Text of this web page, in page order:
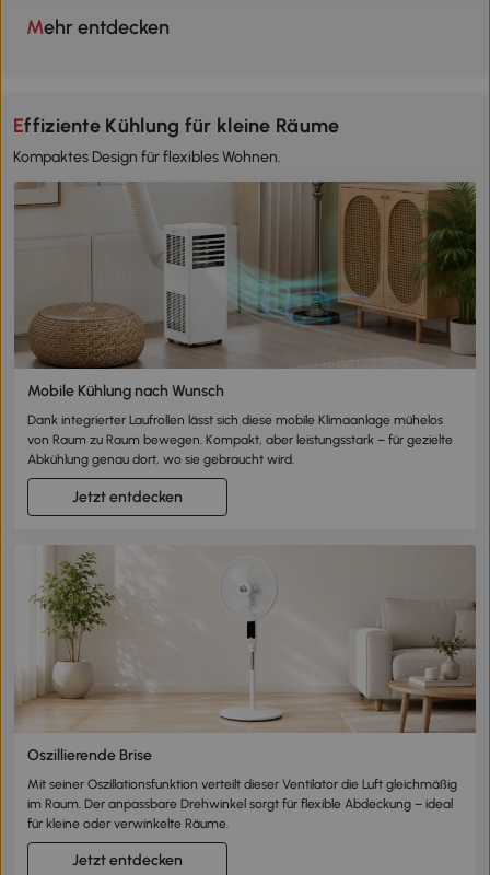
Mehr entdecken
Effiziente Kühlung für kleine Räume
Kompaktes Design für flexibles Wohnen.
Mobile Kühlung nach Wunsch
Dank integrierter Laufrollen lässt sich diese mobile Klimaanlage mühelos
von Raum zu Raum bewegen. Kompakt, aber leistungsstark – für gezielte
Abkühlung genau dort, wo sie gebraucht wird.
Jetzt entdecken
Oszillierende Brise
Mit seiner Oszillationsfunktion verteilt dieser Ventilator die Luft gleichmäßig
im Raum. Der anpassbare Drehwinkel sorgt für flexible Abdeckung – ideal
für kleine oder verwinkelte Räume.
Jetzt entdecken